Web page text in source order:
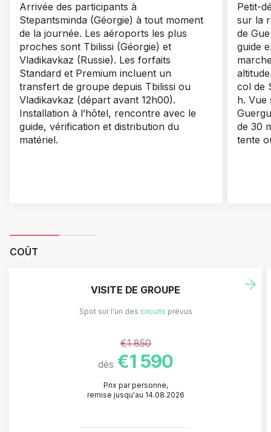
Arrivée des participants à
Stepantsminda (Géorgie) à tout moment
de la journée. Les aéroports les plus
proches sont Tbilissi (Géorgie) et
Vladikavkaz (Russie). Les forfaits
Standard et Premium incluent un
transfert de groupe depuis Tbilissi ou
Vladikavkaz (départ avant 12h00).
Installation à l’hôtel, rencontre avec le
guide, vérification et distribution du
matériel.
Petit-
sur la
de
guide
col de
h. Vue
de 30
tente
COÛT
VISITE DE GROUPE
Spot sur l'un des circuits prévus
€1 850
dès €1 590
Prix par personne,
remise jusqu'au 14.08.2026